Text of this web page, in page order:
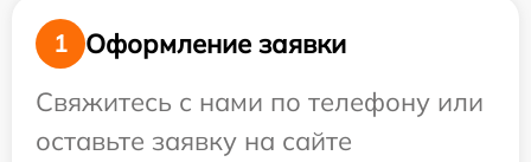
1
Оформление заявки
Свяжитесь с нами по телефону или
оставьте заявку на сайте